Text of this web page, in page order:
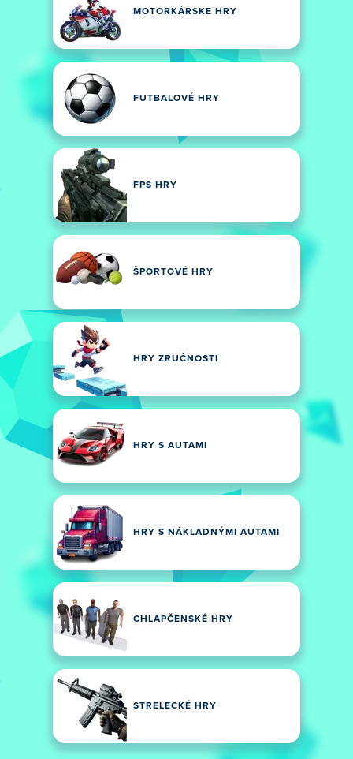
MOTORKÁRSKE HRY
FUTBALOVÉ HRY
FPS HRY
ŠPORTOVÉ HRY
HRY ZRUČNOSTI
HRY S AUTAMI
HRY S NÁKLADNÝMI AUTAMI
CHLAPČENSKÉ HRY
STRELECKÉ HRY